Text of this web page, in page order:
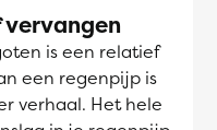
is een relatief
een regenpijp is
verhaal. Het hele